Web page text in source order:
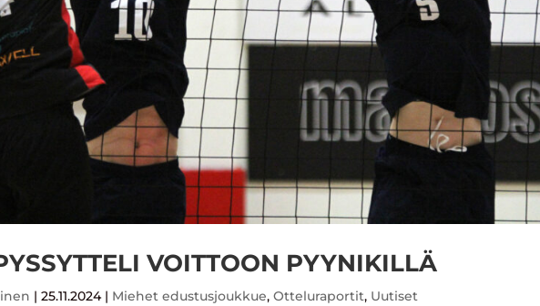
VOITTOON PYYNIKILLÄ
|25.11.2024| Miehet edustusjoukkue,Otteluraportit, Uutiset